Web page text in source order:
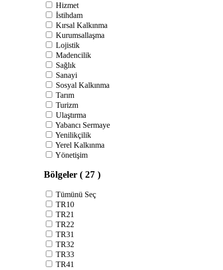
Hizmet
İstihdam
Kırsal Kalkınma
Kurumsallaşma
Lojistik
Madencilik
Sağlık
Sanayi
Sosyal Kalkınma
Tarım
Turizm
Ulaştırma
Yabancı Sermaye
Yenilikçilik
Yerel Kalkınma
Yönetişim
Bölgeler ( 27 )
Tümünü Seç
TR10
TR21
TR22
TR31
TR32
TR33
TR41